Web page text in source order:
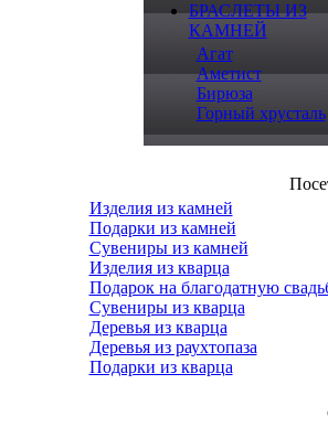
БРАСЛЕТЫ ИЗ
КАМНЕЙ
Агат
Аметист
Бирюза
Горный хрусталь
Изделия из камней
Подарки из камней
Сувениры из камней
Изделия из кварца
Подарок на благодатную
Сувениры из кварца
Деревья из кварца
Деревья из раухтопаза
Подарки из кварца